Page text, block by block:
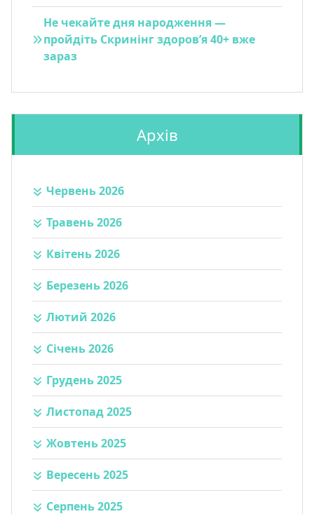
Не чекайте дня народження —
пройдіть Скринінг здоров’я 40+ вже
зараз
Архів
Червень 2026
Травень 2026
Квітень 2026
Березень 2026
Лютий 2026
Січень 2026
Грудень 2025
Листопад 2025
Жовтень 2025
Вересень 2025
Серпень 2025